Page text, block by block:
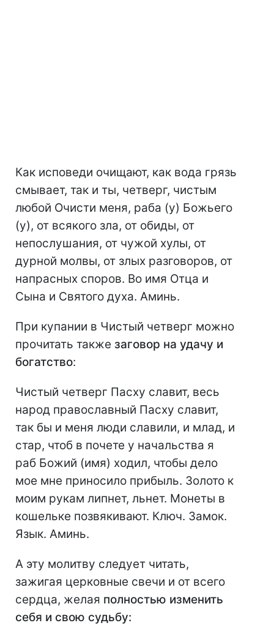
Как исповеди очищают, как вода грязь
смывает, так и ты, четверг, чистым
любой Очисти меня, раба (у) Божьего
(у), от всякого зла, от обиды, от
непослушания, от чужой хулы, от
дурной молвы, от злых разговоров, от
напрасных споров. Во имя Отца и
Сына и Святого духа. Аминь.
При купании в Чистый четверг можно
прочитать также заговор на удачу и
богатство:
Чистый четверг Пасху славит, весь
народ православный Пасху славит,
так бы и меня люди славили, и млад, и
стар, чтоб в почете у начальства я
раб Божий (имя) ходил, чтобы дело
мое мне приносило прибыль. Золото к
моим рукам липнет, льнет. Монеты в
кошельке позвякивают. Ключ. Замок.
Язык. Аминь.
А эту молитву следует читать,
зажигая церковные свечи и от всего
сердца, желая полностью изменить
себя и свою судьбу: